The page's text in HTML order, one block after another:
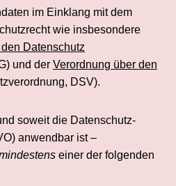
im Einklang mit dem
wie insbesondere
Datenschutz
und der Verordnung über den
DSV).
soweit die Datenschutz-
anwendbar ist –
einer der folgenden